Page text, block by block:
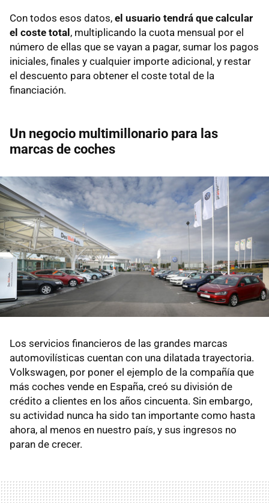
Con todos esos datos, el usuario tendrá que calcular
el coste total , multiplicando la cuota mensual por el
número de ellas que se vayan a pagar, sumar los pagos
iniciales, finales y cualquier importe adicional, y restar
el descuento para obtener el coste total de la
financiación.
Un negocio multimillonario para las
marcas de coches
Los servicios financieros de las grandes marcas
automovilísticas cuentan con una dilatada trayectoria.
Volkswagen, por poner el ejemplo de la compañía que
más coches vende en España, creó su división de
crédito a clientes en los años cincuenta. Sin embargo,
su actividad nunca ha sido tan importante como hasta
ahora, al menos en nuestro país, y sus ingresos no
paran de crecer.